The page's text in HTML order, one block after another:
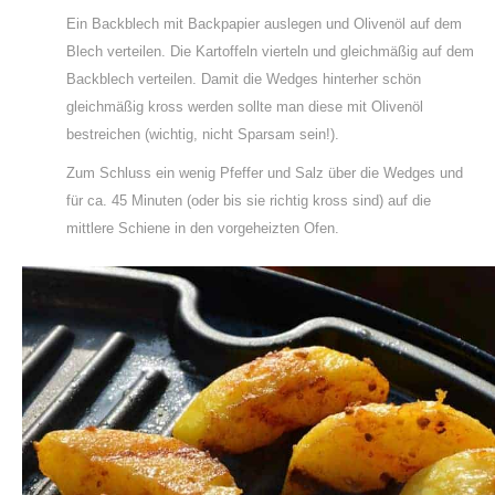
Ein Backblech mit Backpapier auslegen und Olivenöl auf dem
Blech verteilen. Die Kartoffeln vierteln und gleichmäßig auf dem
Backblech verteilen. Damit die Wedges hinterher schön
gleichmäßig kross werden sollte man diese mit Olivenöl
bestreichen (wichtig, nicht Sparsam sein!).
Zum Schluss ein wenig Pfeffer und Salz über die Wedges und
für ca. 45 Minuten (oder bis sie richtig kross sind) auf die
mittlere Schiene in den vorgeheizten Ofen.